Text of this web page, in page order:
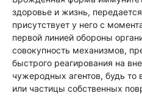
здоровье и жизнь,
присутствует у него с
первой линией обороны
совокупность механизмов,
быстрого реагирования на
чужеродных агентов, будь то
или частицы собственных